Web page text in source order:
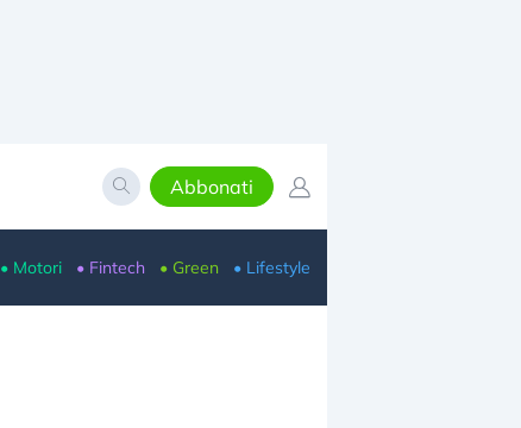
Abbonati
• Motori • Fintech • Green • Lifestyle